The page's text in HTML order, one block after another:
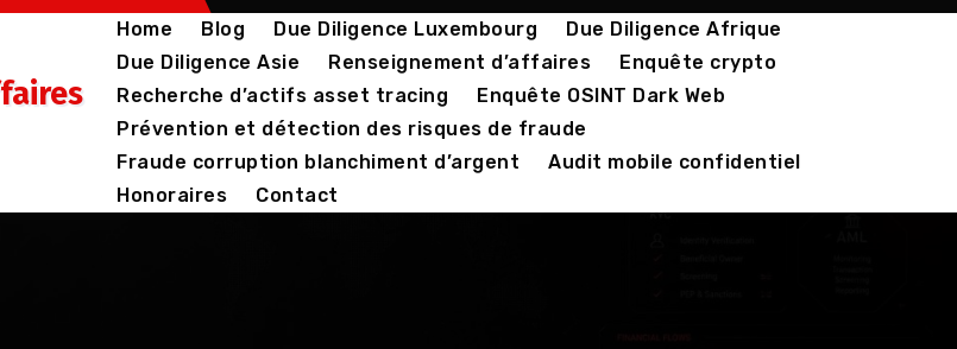
Home Blog Due Diligence Luxembourg
Due Diligence Afrique
Due Diligence Asie
Renseignement d’affaires
Enquête crypto
Recherche d’actifs asset tracing
Enquête OSINT Dark Web
Prévention et détection des risques de fraude
Fraude corruption blanchiment d’argent
Audit mobile confidentiel
Honoraires
Contact